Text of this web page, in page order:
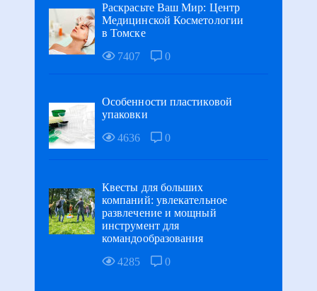
Раскрасьте Ваш Мир: Центр
Медицинской Косметологии
в Томске
7407
0
Особенности пластиковой
упаковки
4636
0
Квесты для больших
компаний: увлекательное
развлечение и мощный
инструмент для
командообразования
4285
0